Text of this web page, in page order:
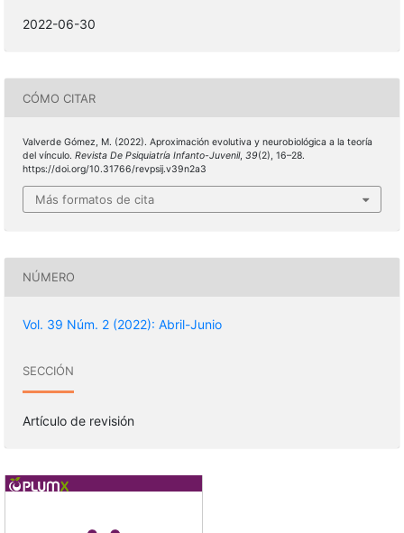
2022-06-30
CÓMO CITAR
Valverde Gómez, M. (2022). Aproximación evolutiva y neurobiológica a la teoría
del vínculo. Revista De Psiquiatría Infanto-Juvenil, 39(2), 16–28.
https://doi.org/10.31766/revpsij.v39n2a3
Más formatos de cita
NÚMERO
Vol. 39 Núm. 2 (2022): Abril-Junio
SECCIÓN
Artículo de revisión